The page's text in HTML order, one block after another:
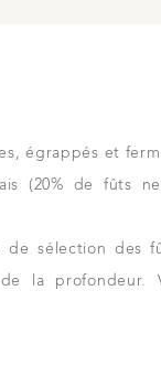
égrappés et
(20% de fûts
de sélection des
la profondeur.